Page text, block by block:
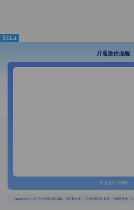
51La
开通微信提醒
长按识别二维码
{{usertype=='2'?'个人投递实时提醒，招聘更快捷！':'企业回复实时提醒，求职更快捷！'}}